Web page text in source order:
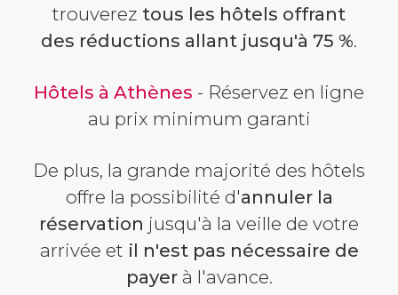
trouverez tous les hôtels offrant
des réductions allant jusqu'à 75 %.
Hôtels à Athènes - Réservez en ligne
au prix minimum garanti
De plus, la grande majorité des hôtels
offre la possibilité d'annuler la
réservation jusqu'à la veille de votre
arrivée et il n'est pas nécessaire de
payerà l'avance.